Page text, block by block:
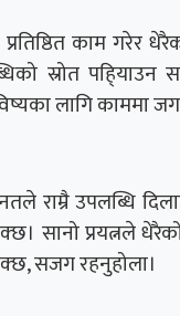
काम गरेर
स्रोत
लागि काममा
राम्रै उपलब्धि
सानो प्रयत्नले
सजग रहनुहोला।